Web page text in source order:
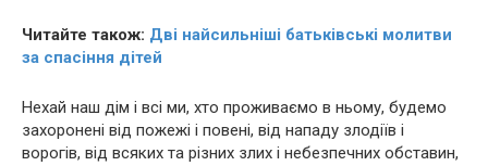
Читайте також: Дві найсильніші батьківські молитви
за спасіння дітей
Нехай наш дім і всі ми, хто проживаємо в ньому, будемо
захоронені від пожежі і повені, від нападу злодіїв і
ворогів, від всяких та різних злих і небезпечних обставин,